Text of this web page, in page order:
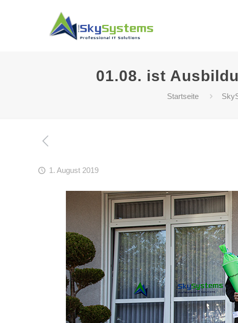
01.08. ist
Startseite
1. August 2019